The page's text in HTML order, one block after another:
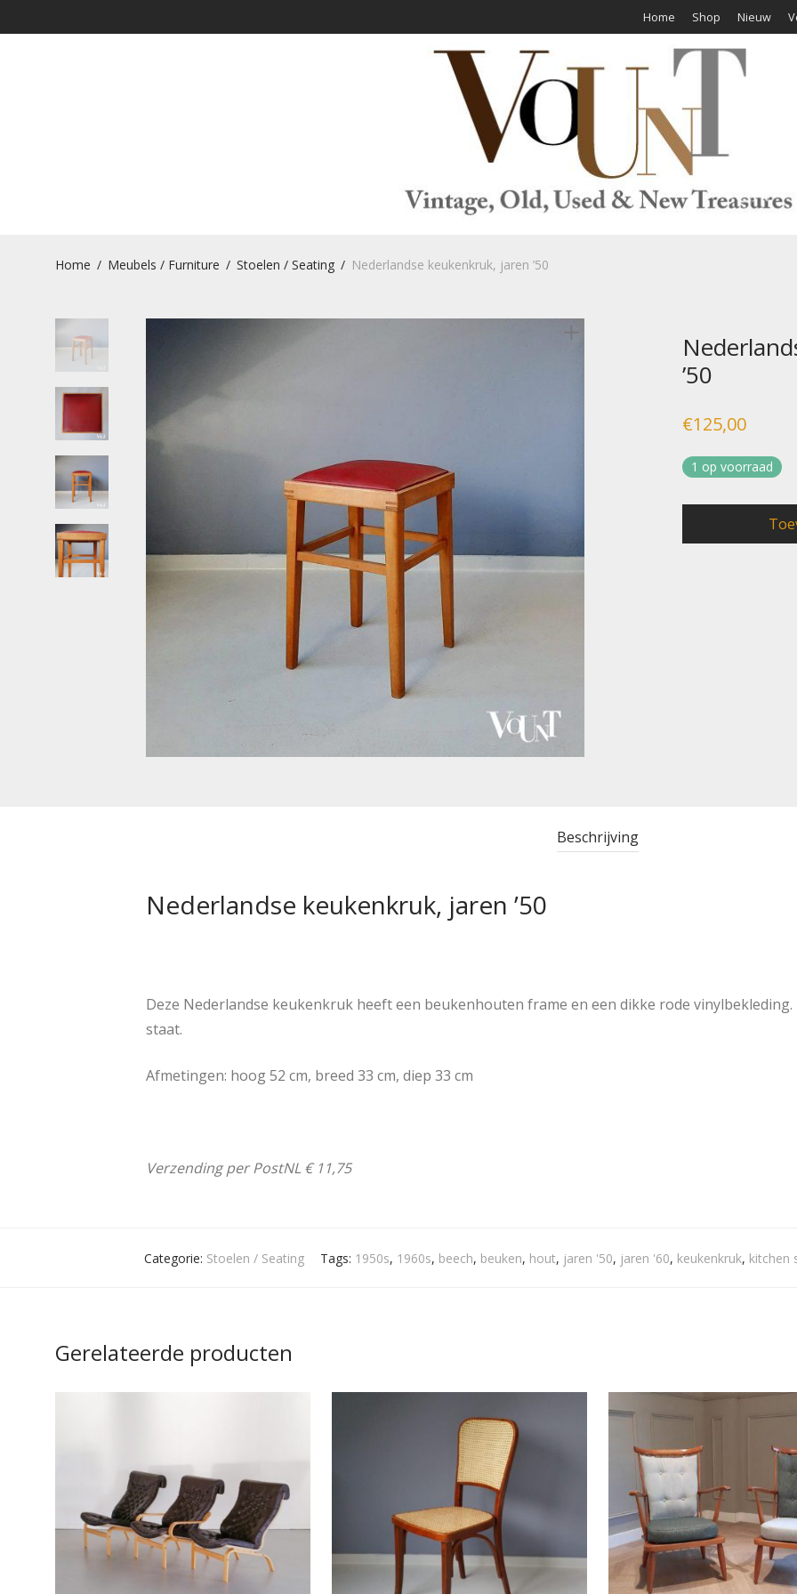
Home Shop Nieuw
Home / Meubels / Furniture / Stoelen / Seating / Nederlandse keukenkruk, jaren ’50
’50
€125,00
1 op voorraad
Beschrijving
Nederlandse keukenkruk, jaren ’50
Deze Nederlandse keukenkruk heeft een beukenhouten frame en een dikke rode
staat.
Afmetingen: hoog 52 cm, breed 33 cm, diep 33 cm
Verzending per PostNL € 11,75
Categorie: Stoelen / Seating Tags: 1950s, 1960s, beech, beuken, hout, jaren '50, jaren '60, keukenkruk, kitchen
Gerelateerde producten